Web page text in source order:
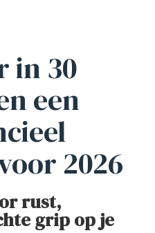
in 30
een
2026
rust,
grip op je